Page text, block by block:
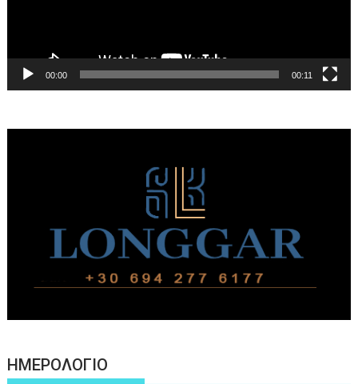
00:00 00:11
ΗΜΕΡΟΛΟΓΙΟ